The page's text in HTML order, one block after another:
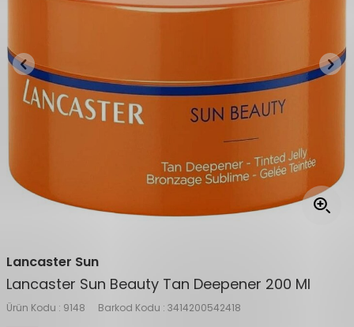
Lancaster Sun
Lancaster Sun Beauty Tan Deepener 200 Ml
Ürün Kodu : 9148 Barkod Kodu : 3414200542418